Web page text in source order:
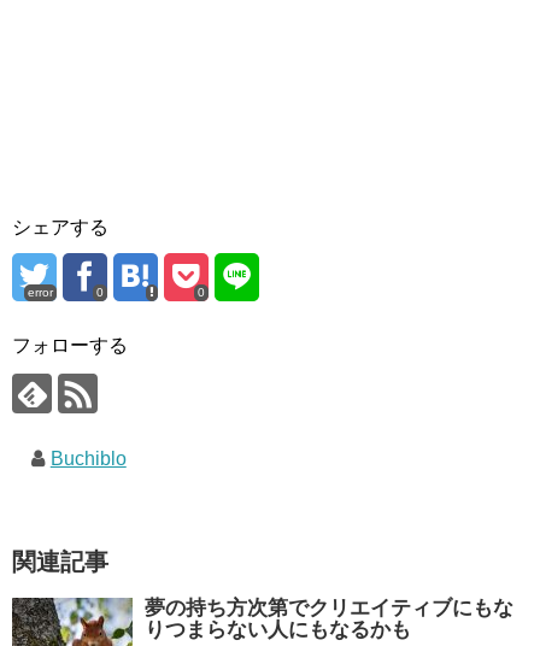
シェアする
error 0 0
フォローする
Buchiblo
関連記事
夢の持ち方次第でクリエイティブにもな
りつまらない人にもなるかも